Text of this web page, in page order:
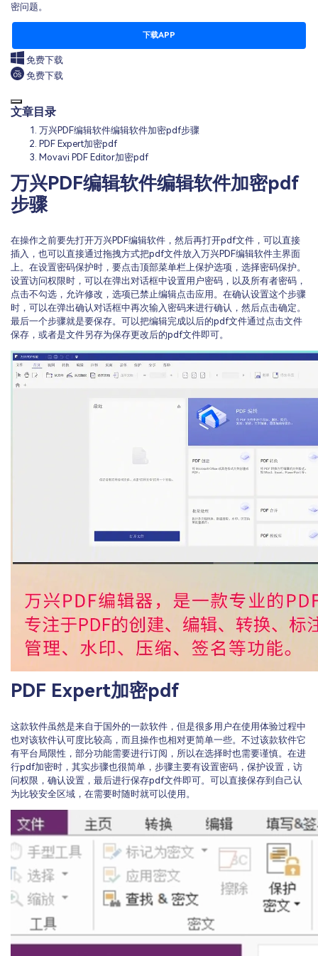
密问题。
下载APP
免费下载
免费下载
文章目录
万兴PDF编辑软件编辑软件加密pdf步骤
PDF Expert加密pdf
Movavi PDF Editor加密pdf
万兴PDF编辑软件编辑软件加密pdf
步骤
在操作之前要先打开万兴PDF编辑软件，然后再打开pdf文件，可以直接
插入，也可以直接通过拖拽方式把pdf文件放入万兴PDF编辑软件主界面
上。在设置密码保护时，要点击顶部菜单栏上保护选项，选择密码保护。
设置访问权限时，可以在弹出对话框中设置用户密码，以及所有者密码，
点击不勾选，允许修改，选项已禁止编辑点击应用。在确认设置这个步骤
时，可以在弹出确认对话框中再次输入密码来进行确认，然后点击确定。
最后一个步骤就是要保存。可以把编辑完成以后的pdf文件通过点击文件
保存，或者是文件另存为保存更改后的pdf文件即可。
PDF Expert加密pdf
这款软件虽然是来自于国外的一款软件，但是很多用户在使用体验过程中
也对该软件认可度比较高，而且操作也相对更简单一些。不过该款软件它
有平台局限性，部分功能需要进行订阅，所以在选择时也需要谨慎。在进
行pdf加密时，其实步骤也很简单，步骤主要有设置密码，保护设置，访
问权限，确认设置，最后进行保存pdf文件即可。可以直接保存到自己认
为比较安全区域，在需要时随时就可以使用。